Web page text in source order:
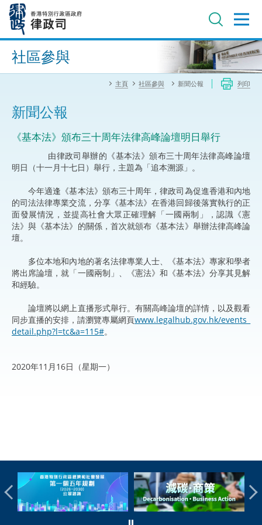
內
進階搜尋
社區參與
主頁 社區參與 新聞公報 列印
新聞公報
《基本法》頒布三十周年法律高峰論壇明日舉行
由律政司舉辦的《基本法》頒布三十周年法律高峰論壇
明日（十一月十七日）舉行，主題為「追本溯源」。
今年適逢《基本法》頒布三十周年，律政司為促進香港和內地
的司法法律專業交流，分享《基本法》在香港回歸後落實執行的正
面發展情況，並提高社會大眾正確理解「一國兩制」，認識《憲
法》與《基本法》的關係，首次就頒布《基本法》舉辦法律高峰論
壇。
多位本地和內地的著名法律專業人士、《基本法》專家和學者
將出席論壇，就「一國兩制」、《憲法》和《基本法》分享其見解
和經驗。
論壇將以網上直播形式舉行。有關高峰論壇的詳情，以及觀看
同步直播的安排，請瀏覽專屬網頁www.legalhub.gov.hk/events_
detail.php?l=tc&a=115#。
2020年11月16日（星期一）